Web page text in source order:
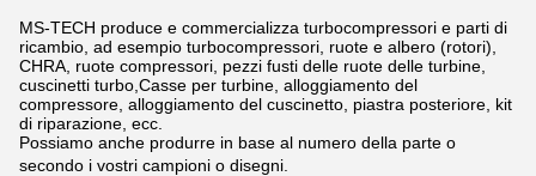
MS-TECH produce e commercializza turbocompressori e parti di
ricambio, ad esempio turbocompressori, ruote e albero (rotori),
CHRA, ruote compressori, pezzi fusti delle ruote delle turbine,
cuscinetti turbo,Casse per turbine, alloggiamento del
compressore, alloggiamento del cuscinetto, piastra posteriore, kit
di riparazione, ecc.
Possiamo anche produrre in base al numero della parte o
secondo i vostri campioni o disegni.